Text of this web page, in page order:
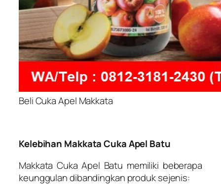
Beli Cuka Apel Makkata
Kelebihan Makkata Cuka Apel Batu
Makkata Cuka Apel Batu memiliki beberapa
keunggulan dibandingkan produk sejenis: